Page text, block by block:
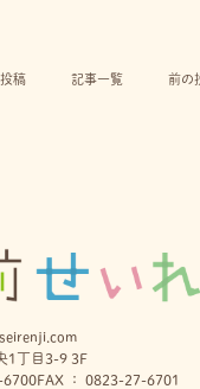
稿︎ 記事一覧 前の
1丁目3-9 3F
6700FAX ： 0823-27-6701